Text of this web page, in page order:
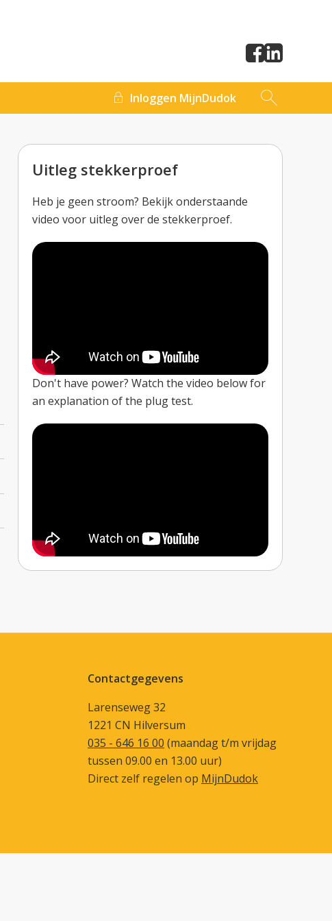
Inloggen MijnDudok
Uitleg stekkerproef
Heb je geen stroom? Bekijk onderstaande
video voor uitleg over de stekkerproef.
Don't have power? Watch the video below for
an explanation of the plug test.
Contactgegevens
Larenseweg 32
1221 CN Hilversum
035 - 646 16 00 (maandag t/m vrijdag
tussen 09.00 en 13.00 uur)
Direct zelf regelen op MijnDudok